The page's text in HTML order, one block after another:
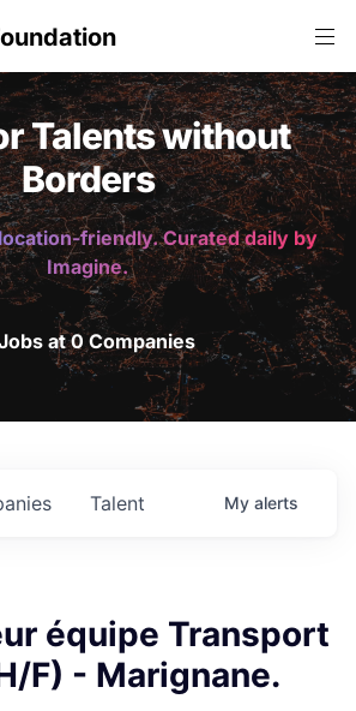
Talents without
Borders
friendly. Curated daily by
Imagine.
at 0 Companies
Talent My alerts
équipe Transport
F) - Marignane.